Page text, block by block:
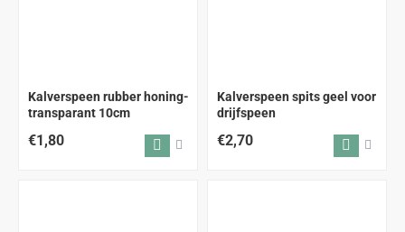
Kalverspeen rubber honing-
transparant 10cm
€1,80
Kalverspeen spits geel voor
drijfspeen
€2,70